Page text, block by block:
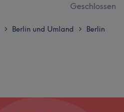
Geschlossen
> Berlin und Umland > Berlin